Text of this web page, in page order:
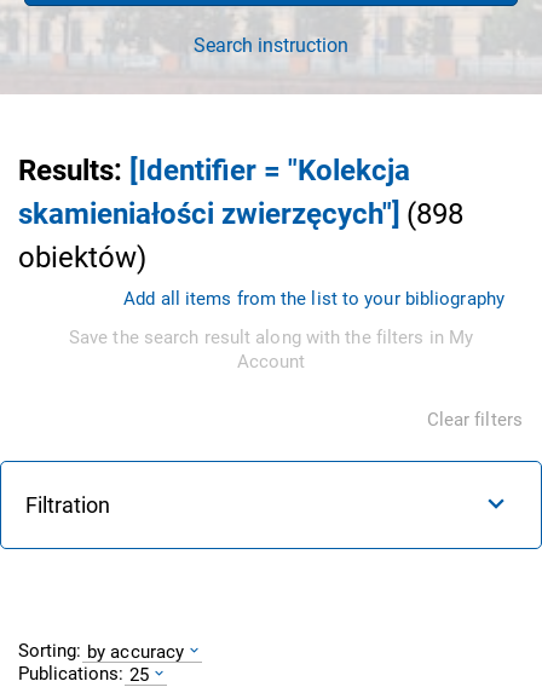
Search instruction
Results: [Identifier = "Kolekcja
skamieniałości zwierzęcych"] (898
obiektów)
Add all items from the list to your bibliography
Save the search result along with the filters in My
Account
Clear filters
Filtration
Sorting: by accuracy
Publications: 25